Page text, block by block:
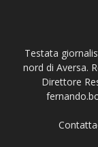
Testata
nord di Aversa.
Direttore